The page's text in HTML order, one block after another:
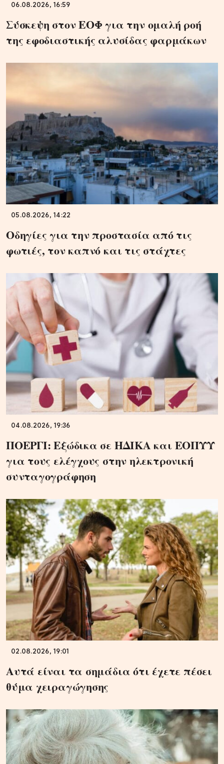
06.08.2026, 16:59
Σύσκεψη στον ΕΟΦ για την ομαλή ροή
της εφοδιαστικής αλυσίδας φαρμάκων
05.08.2026, 14:22
Οδηγίες για την προστασία από τις
φωτιές, τον καπνό και τις στάχτες
04.08.2026, 19:36
ΠΟΕΡΓΙ: Εξώδικα σε ΗΔΙΚΑ και ΕΟΠΥΥ
για τους ελέγχους στην ηλεκτρονική
συνταγογράφηση
02.08.2026, 19:01
Αυτά είναι τα σημάδια ότι έχετε πέσει
θύμα χειραγώγησης